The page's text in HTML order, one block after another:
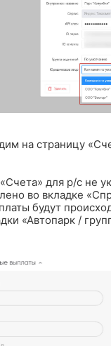
на страницу
для р/с не
во вкладке
будут
«Автопарк /